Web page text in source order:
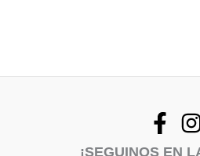
¡SEGUINOS EN